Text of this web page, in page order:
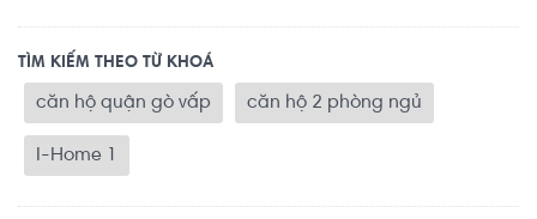
TÌM KIẾM THEO TỪ KHOÁ
căn hộ quận gò vấp căn hộ 2 phòng ngủ
I-Home 1